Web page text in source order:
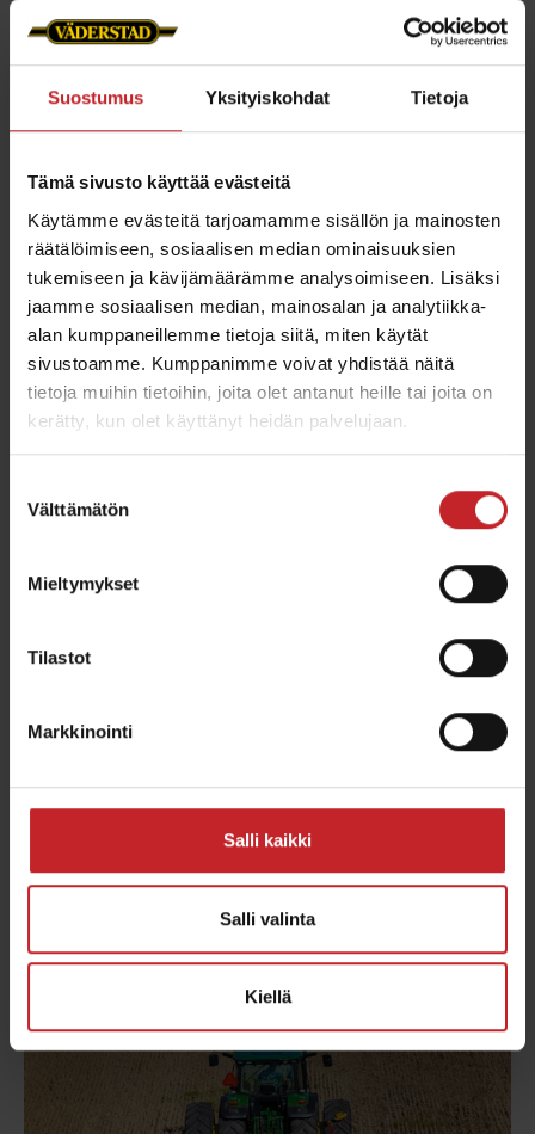
Suostumus Yksityiskohdat Tietoja
Tämä sivusto käyttää evästeitä
Käytämme evästeitä tarjoamamme sisällön ja mainosten
räätälöimiseen, sosiaalisen median ominaisuuksien
tukemiseen ja kävijämäärämme analysoimiseen. Lisäksi
jaamme sosiaalisen median, mainosalan ja analytiikka-
alan kumppaneillemme tietoja siitä, miten käytät
sivustoamme. Kumppanimme voivat yhdistää näitä
tietoja muihin tietoihin, joita olet antanut heille tai joita on
kerätty, kun olet käyttänyt heidän palvelujaan.
valinta
Välttämätön
Mieltymykset
Tilastot
Markkinointi
Salli kaikki
Salli valinta
Kiellä
Minimimuokkaus
Minimimuokkaus sopii useimmille maalajeille ja
ilmastoille. Suurimmat edut saavutetaan
jäykemmillä mailla ja kuivemmissa oloissa.
Tutustu tarkemmin
Ultra-matala muokkaus
Ultramatalalla muokkausmenetelmälllä saavutetaan
maaprofiilin täysi läpileikkaus jo 2-3 com:n
syvyydellä.
Tutustu tarkemmin